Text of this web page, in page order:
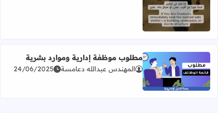
اقرأ المزيد عن مطلوب موظفة إدارية وموارد بشرية
مطلوب موظفة إدارية وموارد بشرية
المهندس عبدالله دعامسة 24/06/2025